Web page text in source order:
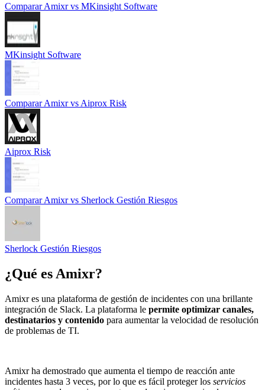
Comparar Amixrvs MKinsight Software
MKinsight Software
Comparar Amixrvs Aiprox Risk
Aiprox Risk
Comparar Amixrvs Sherlock Gestión Riesgos
Sherlock Gestión Riesgos
¿Qué es Amixr?
Amixr es una plataforma de gestión de incidentes con una brillante
integración de Slack. La plataforma le permite optimizar canales,
destinatarios y contenido para aumentar la velocidad de resolución
de problemas de TI.
Amixr ha demostrado que aumenta el tiempo de reacción ante
incidentes hasta 3 veces, por lo que es fácil proteger los servicios